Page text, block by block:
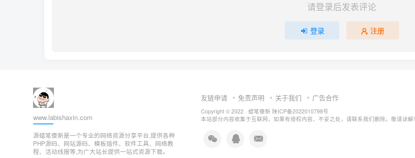
请登录后发表评论
登录 注册
www.labishaxin.com
源蜡笔傻新是一个专业的网络资源分享平台,提供各种
PHP源码、网站源码、模板插件、软件工具、网络教
程、活动线报等,为广大站长提供一站式资源下载。
友链申请 免责声明 关于我们 广告合作
Copyright © 2022 · 蜡笔傻新 陕ICP备2022010798号
本站部分内容收集于互联网，如果有侵权内容、不妥之处，请联系我们删除。敬请谅解!